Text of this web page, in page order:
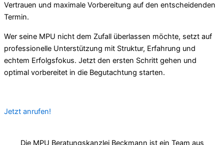
Vertrauen und maximale Vorbereitung auf den entscheidenden
Termin.
Wer seine MPU nicht dem Zufall überlassen möchte, setzt auf
professionelle Unterstützung mit Struktur, Erfahrung und
echtem Erfolgsfokus. Jetzt den ersten Schritt gehen und
optimal vorbereitet in die Begutachtung starten.
Jetzt anrufen!
Die MPU Beratungskanzlei Beckmann ist ein Team aus